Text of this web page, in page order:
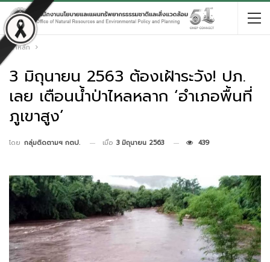
หน้าหลัก
3 มิถุนายน 2563 ต้องเฝ้าระวัง! ปภ.
เลย เตือนน้ำป่าไหลหลาก ‘อำเภอพื้นที่
ภูเขาสูง’
โดย กลุ่มติดตามฯ กตป. เมื่อ 3 มิถุนายน 2563 439